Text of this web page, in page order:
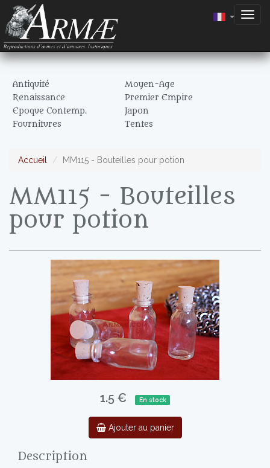
Antiquité
Moyen-Age
Renaissance
Premier Empire
Epoque Contemp.
Japon
Fournitures
Tentes
Accueil MM115 - Bouteilles pour potion
MM115 - Bouteilles
pour potion
1.5 € En stock
Ajouter au panier
Description